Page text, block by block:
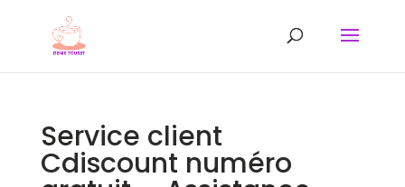
Service client
Cdiscount numéro